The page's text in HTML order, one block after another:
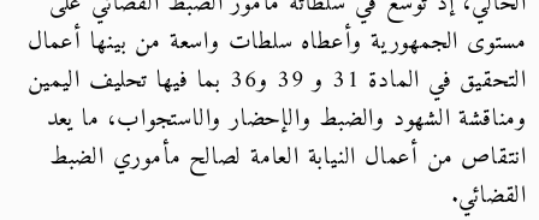
مستوى الجمهورية وأعطاه سلطات واسعة من بينها أعمال
التحقيق في المادة 31 و 39 و36 بما فيها تحليف اليمين
ومناقشة الشهود والضبط والإحضار والاستجواب، ما يعد
انتقاص من أعمال النيابة العامة لصالح مأموري الضبط
القضائي.